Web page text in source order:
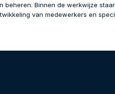
Binnen de werkwijze
van medewerkers en